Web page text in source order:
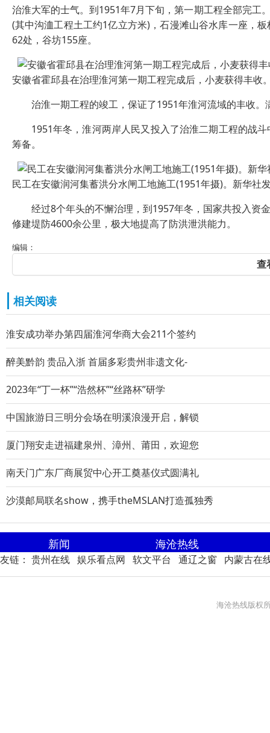
治淮大军的士气。到1951年7月下旬，第一期工程全部完工
(其中沟洫工程土工约1亿立方米)，石漫滩山谷水库一座，
62处，谷坊155座。
安徽省霍邱县在治理淮河第一期工程完成后，小麦获得丰收
治淮一期工程的竣工，保证了1951年淮河流域的丰收。
1951年冬，淮河两岸人民又投入了治淮二期工程的战斗
筹备。
民工在安徽润河集蓄洪分水闸工地施工(1951年摄)。新华社
经过8个年头的不懈治理，到1957年冬，国家共投入资
修建堤防4600余公里，极大地提高了防洪泄洪能力。
编辑：
查
相关阅读
淮安成功举办第四届淮河华商大会211个签约
醉美黔韵 贵品入浙 首届多彩贵州非遗文化-
2023年“丁一杯”“浩然杯”“丝路杯”研学
中国旅游日三明分会场在明溪浪漫开启，解锁
厦门翔安走进福建泉州、漳州、莆田，欢迎您
南天门广东厂商展贸中心开工奠基仪式圆满礼
沙漠邮局联名show，携手theMSLAN打造孤独秀
新闻 海沧热线
友链： 贵州在线 娱乐看点网 软文平台 通辽之窗 内蒙古在
海沧热线版权